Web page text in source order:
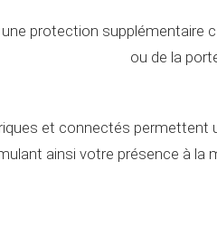
protection supplémentaire
ou de la
et connectés permettent
ainsi votre présence à